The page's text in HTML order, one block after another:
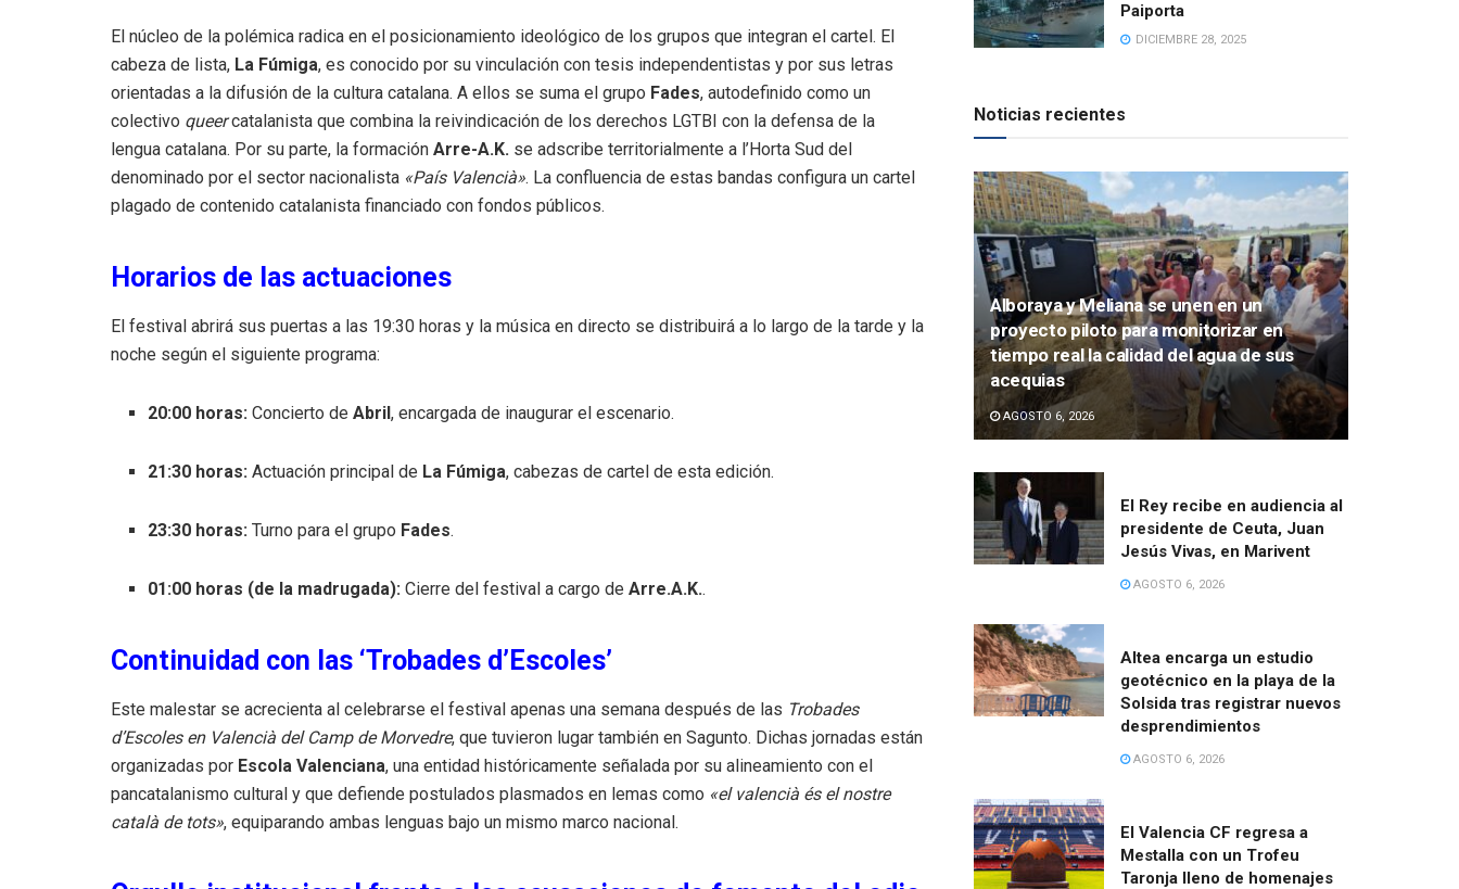
El núcleo de la polémica radica en el posicionamiento ideológico de los grupos que integran el cartel. El
cabeza de lista, La Fúmiga, es conocido por su vinculación con tesis independentistas y por sus letras
orientadas a la difusión de la cultura catalana. A ellos se suma el grupo Fades, autodefinido como un
colectivo queercatalanista que combina la reivindicación de los derechos LGTBI con la defensa de la
lengua catalana. Por su parte, la formación Arre-A.K. se adscribe territorialmente a l’Horta Sud del
denominado por el sector nacionalista «País Valencià». La confluencia de estas bandas configura un cartel
plagado de contenido catalanista financiado con fondos públicos.
Horarios de las actuaciones
El festival abrirá sus puertas a las 19:30 horas y la música en directo se distribuirá a lo largo de la tarde y la
noche según el siguiente programa:
20:00 horas: Concierto deAbril, encargada de inaugurar el escenario.
21:30 horas: Actuación principal de La Fúmiga, cabezas de cartel de esta edición.
23:30 horas: Turno para el grupo Fades.
01:00 horas (de la madrugada): Cierre del festival a cargo deArre.A.K..
Continuidad con las ‘Trobades d’Escoles’
Este malestar se acrecienta al celebrarse el festival apenas una semana después de las Trobades
d’Escoles en Valencià del Camp de Morvedre, que tuvieron lugar también en Sagunto. Dichas jornadas están
organizadas por Escola Valenciana, una entidad históricamente señalada por su alineamiento con el
pancatalanismo cultural y que defiende postulados plasmados en lemas como «el valencià és el nostre
català de tots», equiparando ambas lenguas bajo un mismo marco nacional.
Paiporta
DICIEMBRE 28, 2025
Noticias recientes
Alboraya y Meliana se unen en un
proyecto piloto para monitorizar en
tiempo real la calidad del agua de sus
acequias
AGOSTO 6, 2026
El Rey recibe en audiencia al
presidente de Ceuta, Juan
Jesús Vivas, en Marivent
AGOSTO 6, 2026
Altea encarga un estudio
geotécnico en la playa de la
Solsida tras registrar nuevos
desprendimientos
AGOSTO 6, 2026
El Valencia CF regresa a
Mestalla con un Trofeu
Taronja lleno de homenajes